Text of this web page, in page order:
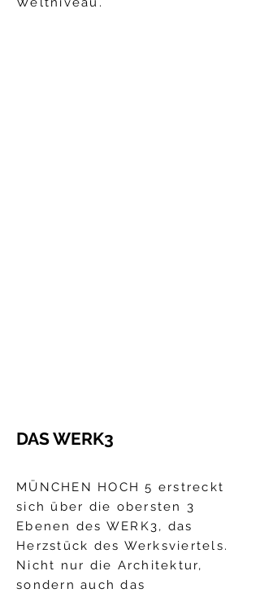
DAS WERK3
MÜNCHEN HOCH 5 erstreckt
sich über die obersten 3
Ebenen des WERK3, das
Herzstück des Werksviertels.
Nicht nur die Architektur,
sondern auch das